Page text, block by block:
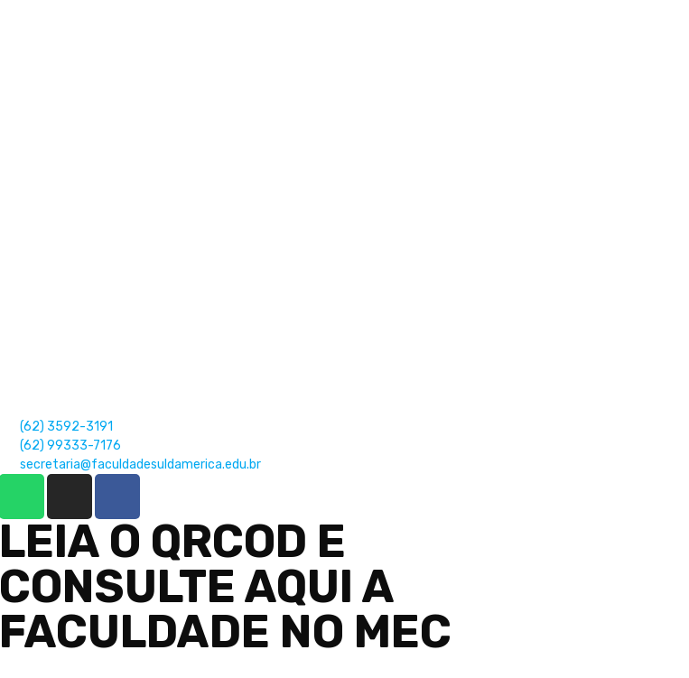
(62) 3592-3191
(62) 99333-7176
secretaria@faculdadesuldamerica.edu.br
LEIA O QRCOD E
CONSULTE AQUI A
FACULDADE NO MEC